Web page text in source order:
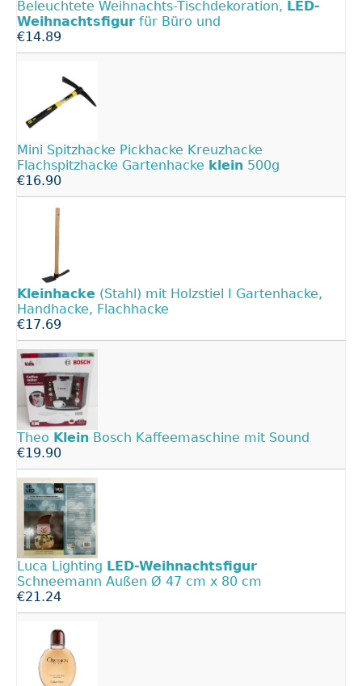
Beleuchtete Weihnachts-Tischdekoration, LED-
Weihnachtsfigur für Büro und
€14.89
Mini Spitzhacke Pickhacke Kreuzhacke
Flachspitzhacke Gartenhacke klein 500g
€16.90
Kleinhacke (Stahl) mit Holzstiel I Gartenhacke,
Handhacke, Flachhacke
€17.69
Theo Klein Bosch Kaffeemaschine mit Sound
€19.90
Luca Lighting LED-Weihnachtsfigur
Schneemann Außen Ø 47 cm x 80 cm
€21.24